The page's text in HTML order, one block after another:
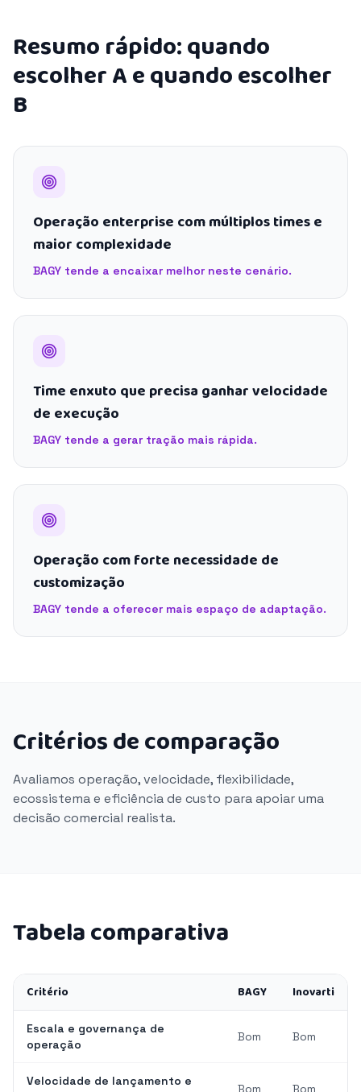
Resumo rápido: quando
escolher A e quando escolher
B
Operação enterprise com múltiplos times e
maior complexidade
BAGY tende a encaixar melhor neste cenário.
Time enxuto que precisa ganhar velocidade
de execução
BAGY tende a gerar tração mais rápida.
Operação com forte necessidade de
customização
BAGY tende a oferecer mais espaço de adaptação.
Critérios de comparação
Avaliamos operação, velocidade, flexibilidade,
ecossistema e eficiência de custo para apoiar uma
decisão comercial realista.
Tabela comparativa
Critério BAGY Inovarti
Escala e governança de
operação
Bom Bom
Velocidade de lançamento e
Bom Bom